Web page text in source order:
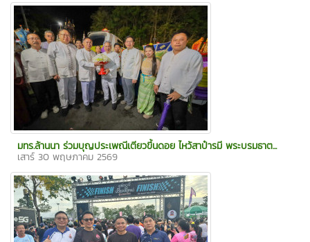
มทร.ล้านนา ร่วมบุญประเพณีเตียวขึ้นดอย ไหว้สาป๋ารมี พระบรมธาต...
เสาร์ 30 พฤษภาคม 2569